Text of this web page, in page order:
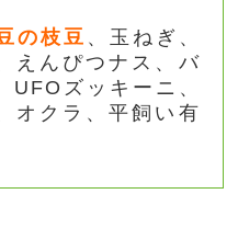
の枝豆 、玉ねぎ、
えんぴつナス、バ
UFOズッキーニ、
オクラ、平飼い有